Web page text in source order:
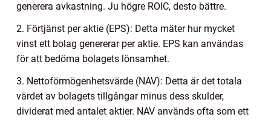
generera avkastning. Ju högre ROIC, desto bättre.
2. Förtjänst per aktie (EPS): Detta mäter hur mycket
vinst ett bolag genererar per aktie. EPS kan användas
för att bedöma bolagets lönsamhet.
3. Nettoförmögenhetsvärde (NAV): Detta är det totala
värdet av bolagets tillgångar minus dess skulder,
dividerat med antalet aktier. NAV används ofta som ett